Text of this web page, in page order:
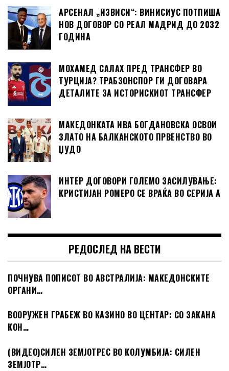
АРСЕНАЛ „ИЗВИСИ“: ВИНИСИУС ПОТПИША
НОВ ДОГОВОР СО РЕАЛ МАДРИД ДО 2032
ГОДИНА
МОХАМЕД САЛАХ ПРЕД ТРАНСФЕР ВО
ТУРЦИЈА? ТРАБЗОНСПОР ГИ ДОГОВАРА
ДЕТАЛИТЕ ЗА ИСТОРИСКИОТ ТРАНСФЕР
МАКЕДОНКАТА ИВА БОГДАНОВСКА ОСВОИ
ЗЛАТО НА БАЛКАНСКОТО ПРВЕНСТВО ВО
ЏУДО
ИНТЕР ДОГОВОРИ ГОЛЕМО ЗАСИЛУВАЊЕ:
КРИСТИЈАН РОМЕРО СЕ ВРАЌА ВО СЕРИЈА А
РЕДОСЛЕД НА ВЕСТИ
ПОЧНУВА ПОПИСОТ ВО АВСТРАЛИЈА: МАКЕДОНСКИТЕ
ОРГАНИ…
ВООРУЖЕН ГРАБЕЖ ВО КАЗИНО ВО ЦЕНТАР: СО ЗАКАНА
КОН…
(ВИДЕО)СИЛЕН ЗЕМЈОТРЕС ВО КОЛУМБИЈА: СИЛЕН
ЗЕМЈОТР…